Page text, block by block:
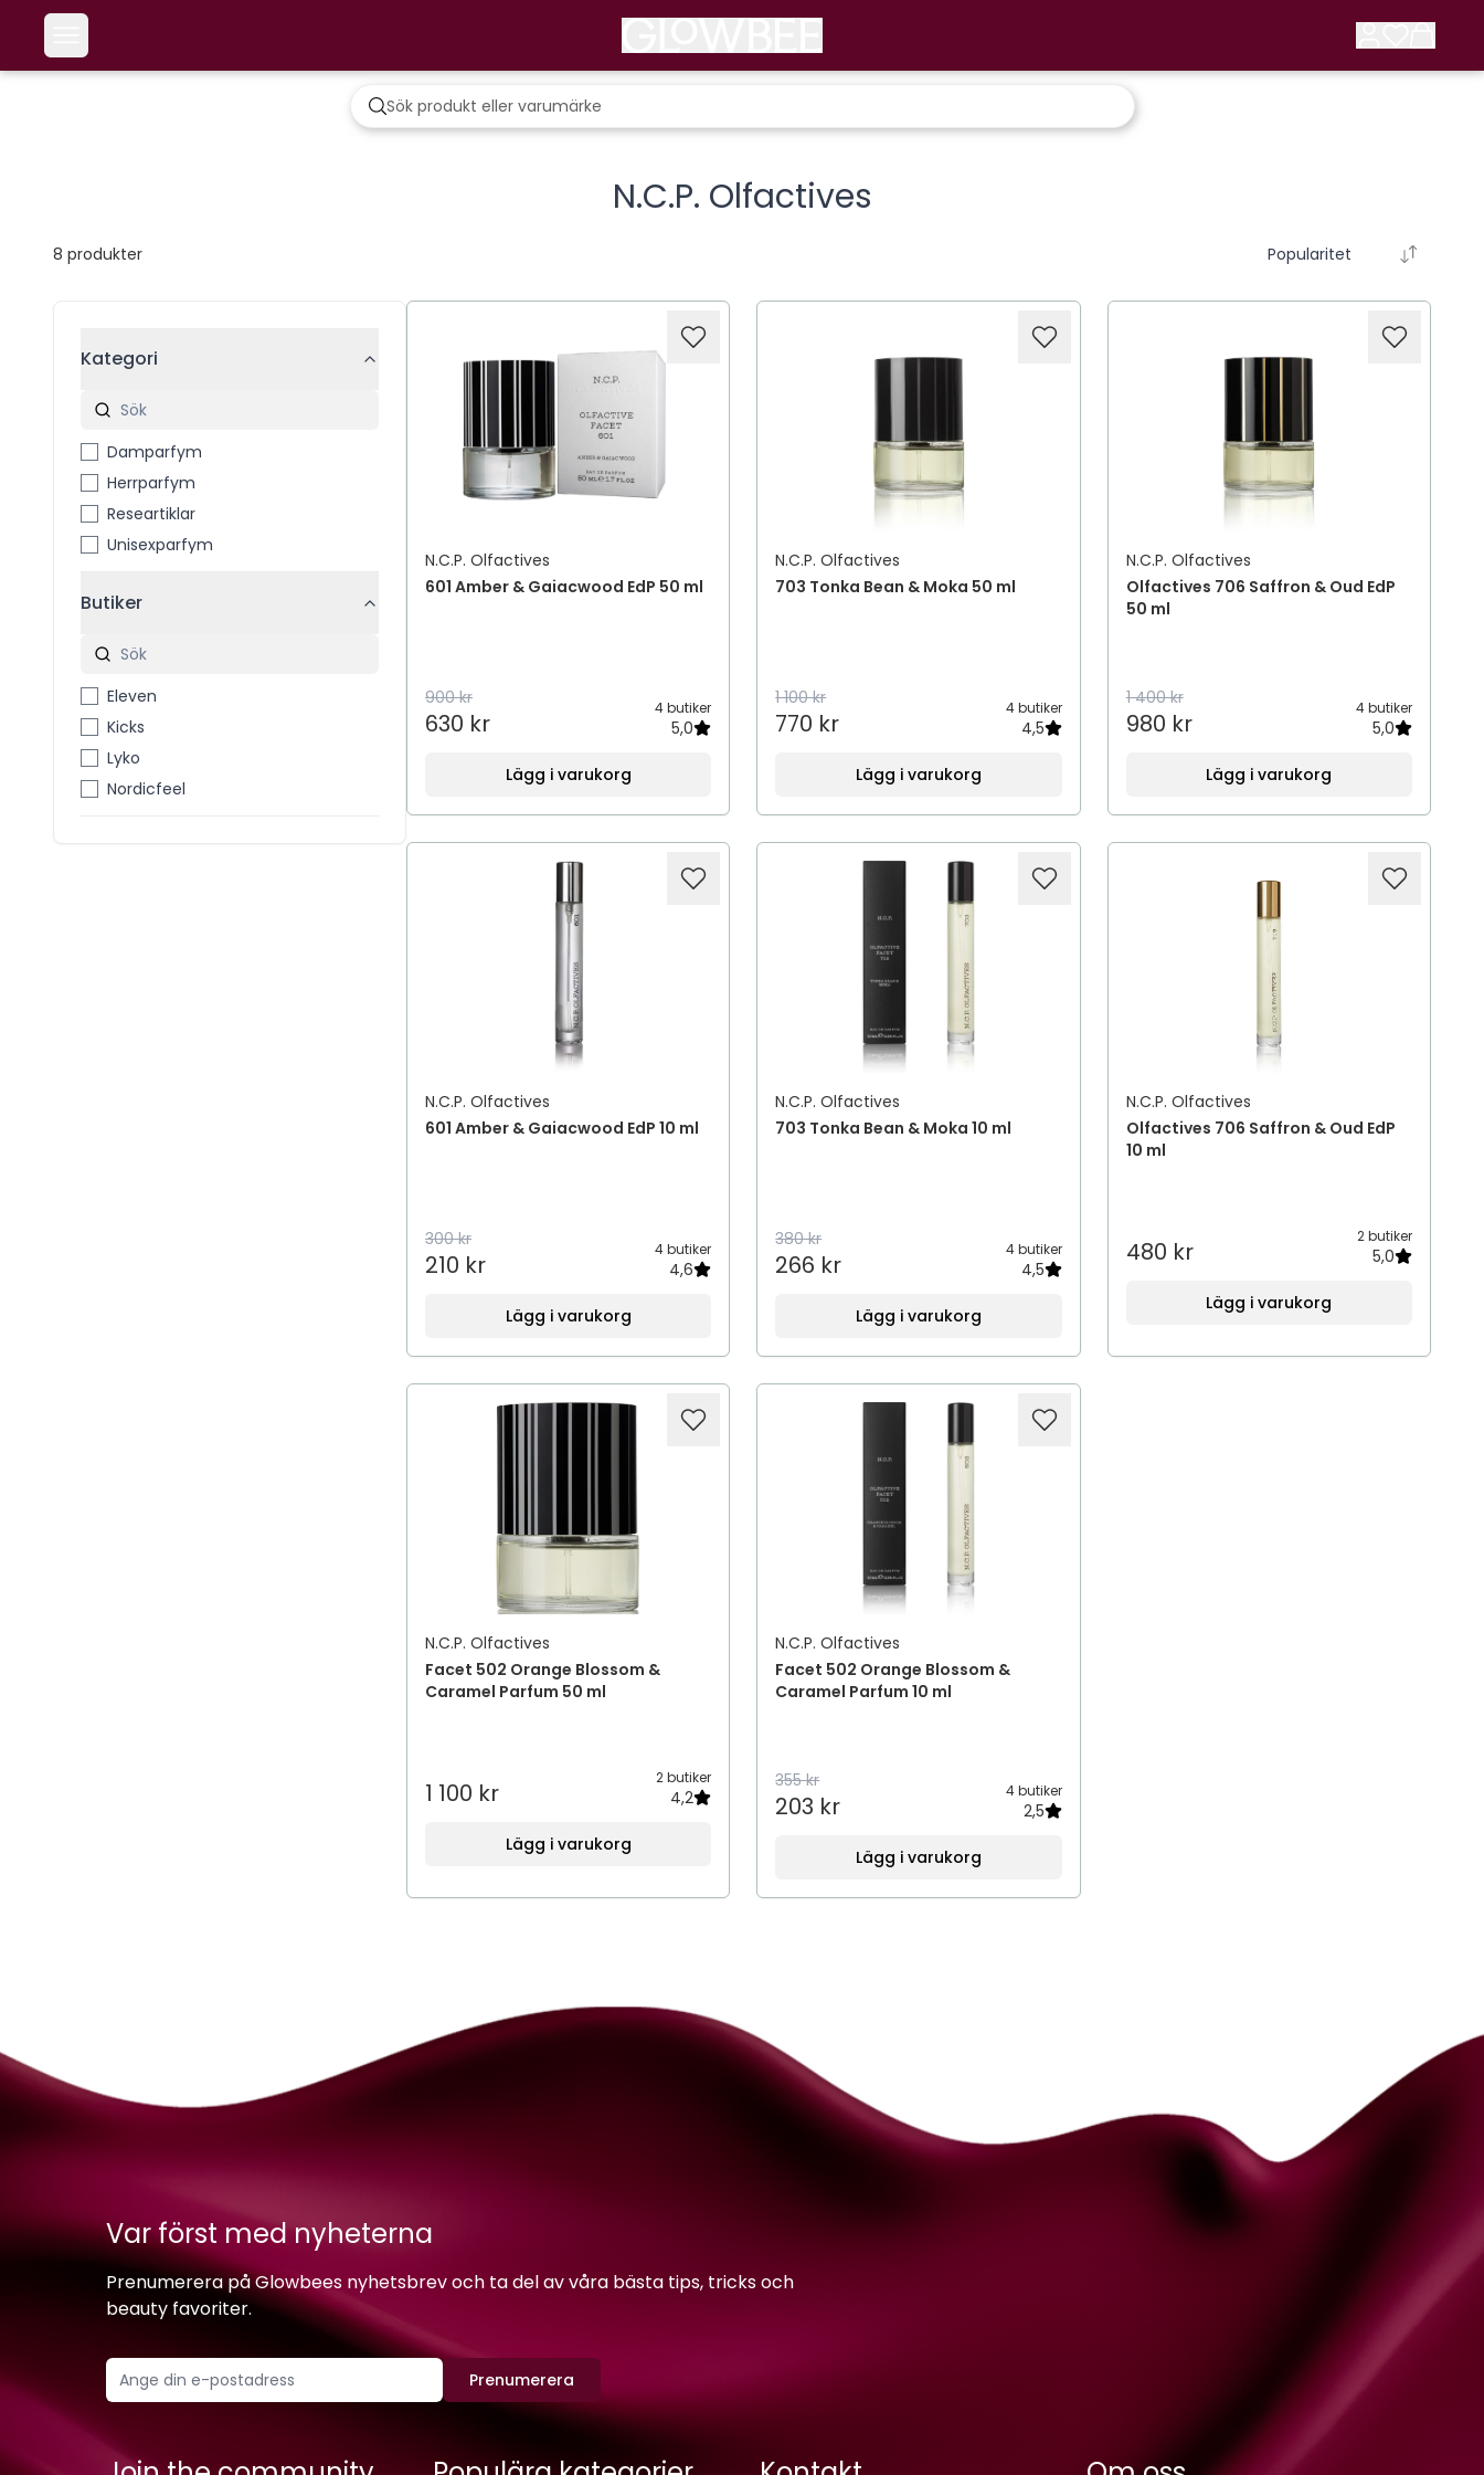
N.C.P. Olfactives
8 produkter Popularitet
Kategori
Damparfym
Herrparfym
Researtiklar
Unisexparfym
Butiker
Eleven
Kicks
Lyko
Nordicfeel
N.C.P. Olfactives
601 Amber & Gaiacwood EdP 50 ml
900 kr
630 kr
4 butiker
5,0
Lägg i varukorg
N.C.P. Olfactives
703 Tonka Bean & Moka 50 ml
1 100 kr
770 kr
4 butiker
4,5
Lägg i varukorg
N.C.P. Olfactives
Olfactives 706 Saffron & Oud EdP
50 ml
1 400 kr
980 kr
4 butiker
5,0
Lägg i varukorg
N.C.P. Olfactives
601 Amber & Gaiacwood EdP 10 ml
300 kr
210 kr
4 butiker
4,6
Lägg i varukorg
N.C.P. Olfactives
703 Tonka Bean & Moka 10 ml
380 kr
266 kr
4 butiker
4,5
Lägg i varukorg
N.C.P. Olfactives
Olfactives 706 Saffron & Oud EdP
10 ml
480 kr
2 butiker
5,0
Lägg i varukorg
N.C.P. Olfactives
Facet 502 Orange Blossom &
Caramel Parfum 50 ml
1 100 kr
2 butiker
4,2
Lägg i varukorg
N.C.P. Olfactives
Facet 502 Orange Blossom &
Caramel Parfum 10 ml
355 kr
203 kr
4 butiker
2,5
Lägg i varukorg
Var först med nyheterna
Prenumerera på Glowbees nyhetsbrev och ta del av våra bästa tips, tricks och
beauty favoriter.
Prenumerera